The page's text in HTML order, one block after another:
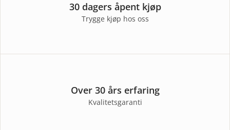
30 dagers åpent kjøp
Trygge kjøp hos oss
Over 30 års erfaring
Kvalitetsgaranti